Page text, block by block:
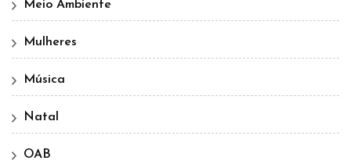
Meio Ambiente
Mulheres
Música
Natal
OAB